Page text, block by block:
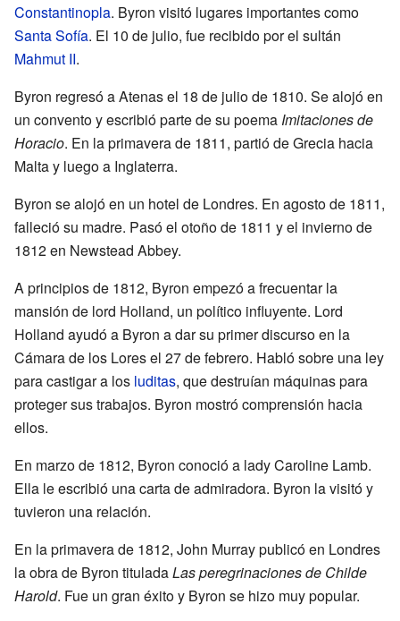
Constantinopla. Byron visitó lugares importantes como
Santa Sofía. El 10 de julio, fue recibido por el sultán
Mahmut II.
Byron regresó a Atenas el 18 de julio de 1810. Se alojó en
un convento y escribió parte de su poema Imitaciones de
Horacio. En la primavera de 1811, partió de Grecia hacia
Malta y luego a Inglaterra.
Byron se alojó en un hotel de Londres. En agosto de 1811,
falleció su madre. Pasó el otoño de 1811 y el invierno de
1812 en Newstead Abbey.
A principios de 1812, Byron empezó a frecuentar la
mansión de lord Holland, un político influyente. Lord
Holland ayudó a Byron a dar su primer discurso en la
Cámara de los Lores el 27 de febrero. Habló sobre una ley
para castigar a los luditas, que destruían máquinas para
proteger sus trabajos. Byron mostró comprensión hacia
ellos.
En marzo de 1812, Byron conoció a lady Caroline Lamb.
Ella le escribió una carta de admiradora. Byron la visitó y
tuvieron una relación.
En la primavera de 1812, John Murray publicó en Londres
la obra de Byron tituladaLas peregrinaciones de Childe
Harold. Fue un gran éxito y Byron se hizo muy popular.